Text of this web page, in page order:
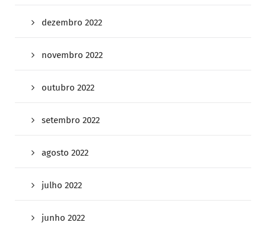
dezembro 2022
novembro 2022
outubro 2022
setembro 2022
agosto 2022
julho 2022
junho 2022